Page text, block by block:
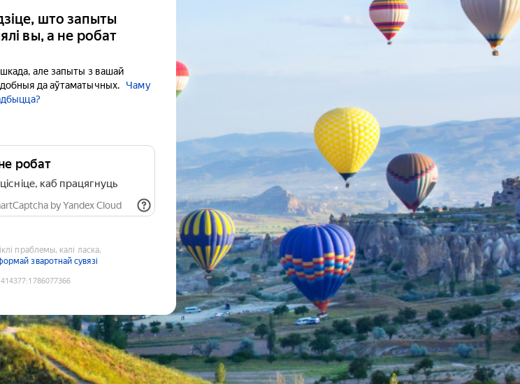
што запыты
вы, а не робат
але запыты з вашай
да аўтаматычных.
Чаму
робат
каб працягнуць
by Yandex Cloud
праблемы, калі ласка,
зваротнай сувязі
:1786077366